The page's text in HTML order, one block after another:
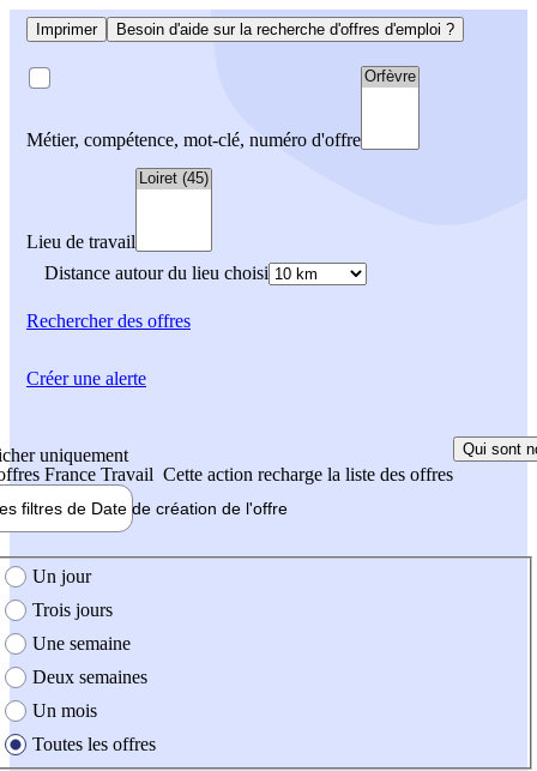
Imprimer Besoin d'aide sur la recherche d'offres d'emploi ?
Métier, compétence, mot-clé, numéro d'offre
Lieu de travail
Distance autour du lieu choisi
Rechercherdes offres
uniquement
France Travail Cette action recharge la liste des offres
Qui sont
filtres de Date de création de l'offre
création de l'offre
Un jour
Trois jours
Une semaine
Deux semaines
Un mois
Toutes les offres
Créer une alerte